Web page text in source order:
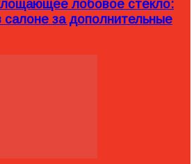
лобовое стекло:
салоне за дополнительные